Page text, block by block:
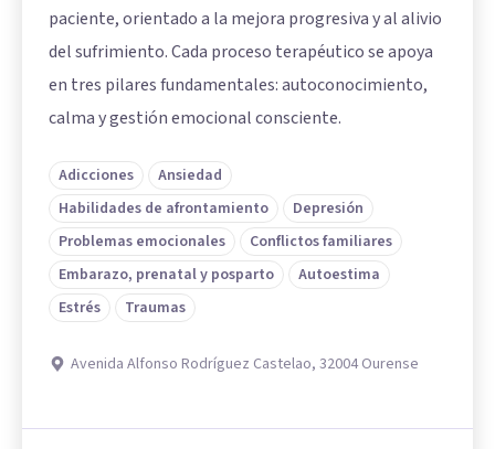
paciente, orientado a la mejora progresiva y al alivio
del sufrimiento. Cada proceso terapéutico se apoya
en tres pilares fundamentales: autoconocimiento,
calma y gestión emocional consciente.
Adicciones
Ansiedad
Habilidades de afrontamiento
Depresión
Problemas emocionales
Conflictos familiares
Embarazo, prenatal y posparto
Autoestima
Estrés
Traumas
Avenida Alfonso Rodríguez Castelao, 32004 Ourense